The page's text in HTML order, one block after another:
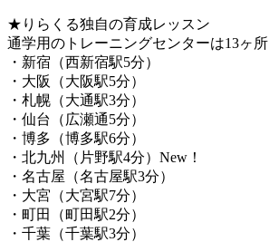
★りらくる独自の育成レッスン
通学用のトレーニングセンターは13ヶ所
・新宿（西新宿駅5分）
・大阪（大阪駅5分）
・札幌（大通駅3分）
・仙台（広瀬通5分）
・博多（博多駅6分）
・北九州（片野駅4分）New！
・名古屋（名古屋駅3分）
・大宮（大宮駅7分）
・町田（町田駅2分）
・千葉（千葉駅3分）